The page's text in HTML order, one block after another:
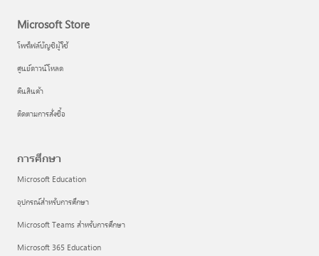
Microsoft Store
โพรไฟล์บัญชีผู้ใช้
ศูนย์ดาวน์โหลด
คืนสินค้า
ติดตามการสั่งซื้อ
การศึกษา
Microsoft Education
อุปกรณ์สำหรับการศึกษา
Microsoft Teams สำหรับการศึกษา
Microsoft 365 Education